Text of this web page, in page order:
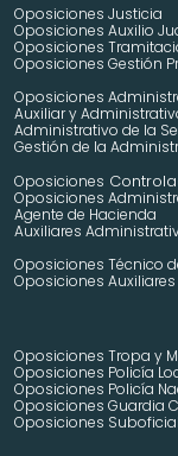
Oposiciones Justicia
Oposiciones Auxilio
Oposiciones
Oposiciones Gestión
Oposiciones
Auxiliar y
Administrativo de la
Gestión de la
Oposiciones
Oposiciones
Agente de Hacienda
Auxiliares
Oposiciones Técnico
Oposiciones
Oposiciones Tropa y
Oposiciones Policía
Oposiciones Policía
Oposiciones Guardia
Oposiciones